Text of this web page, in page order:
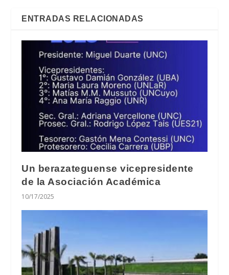
ENTRADAS RELACIONADAS
Un berazateguense vicepresidente
de la Asociación Académica
10/17/2025